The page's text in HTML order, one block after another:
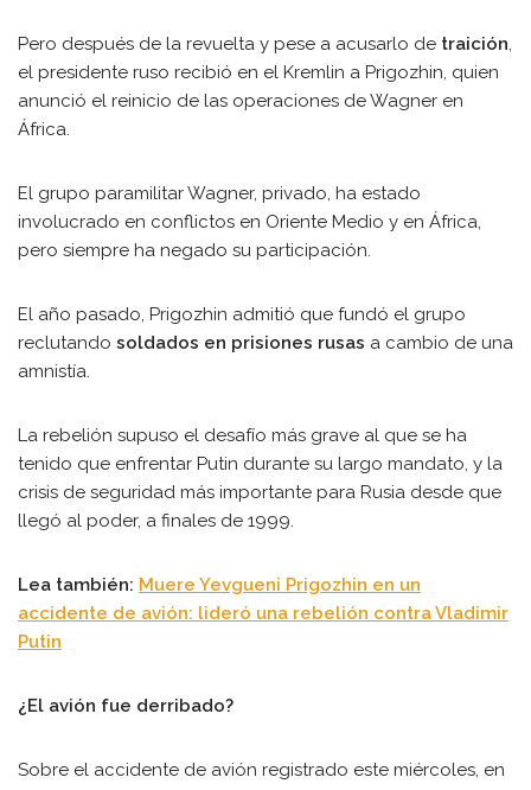
Pero después de la revuelta y pese a acusarlo de traición,
el presidente ruso recibió en el Kremlin a Prigozhin, quien
anunció el reinicio de las operaciones de Wagner en
África.
El grupo paramilitar Wagner, privado, ha estado
involucrado en conflictos en Oriente Medio y en África,
pero siempre ha negado su participación.
El año pasado, Prigozhin admitió que fundó el grupo
reclutando soldados en prisiones rusas a cambio de una
amnistía.
La rebelión supuso el desafío más grave al que se ha
tenido que enfrentar Putin durante su largo mandato, y la
crisis de seguridad más importante para Rusia desde que
llegó al poder, a finales de 1999.
Lea también: Muere Yevgueni Prigozhin en un
accidente de avión: lideró una rebelión contra Vladimir
Putin
¿El avión fue derribado?
Sobre el accidente de avión registrado este miércoles, en